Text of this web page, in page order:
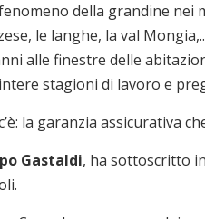
della grandine nei
le langhe, la val
alle finestre delle
stagioni di lavoro e
la garanzia assicurativa
Gastaldi, ha sottoscritto